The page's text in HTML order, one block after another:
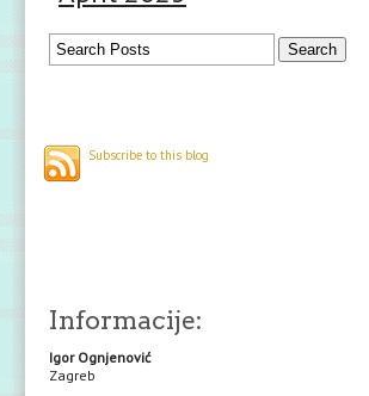
Subscribe to this blog
Informacije:
Igor Ognjenović
Zagreb